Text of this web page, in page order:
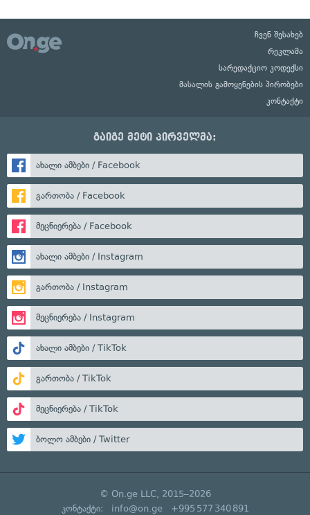
ჩვენ შესახებ
რეკლამა
სარედაქციო კოდექსი
მასალის გამოყენების პირობები
კონტაქტი
გაიგე მეტი პირველმა:
ახალი ამბები / Facebook
გართობა / Facebook
მეცნიერება / Facebook
ახალი ამბები / Instagram
გართობა / Instagram
მეცნიერება / Instagram
ახალი ამბები / TikTok
გართობა / TikTok
მეცნიერება / TikTok
ბოლო ამბები / Twitter
© On.ge LLC, 2015–2026
კონტაქტი: info@on.ge +995 577 340 891